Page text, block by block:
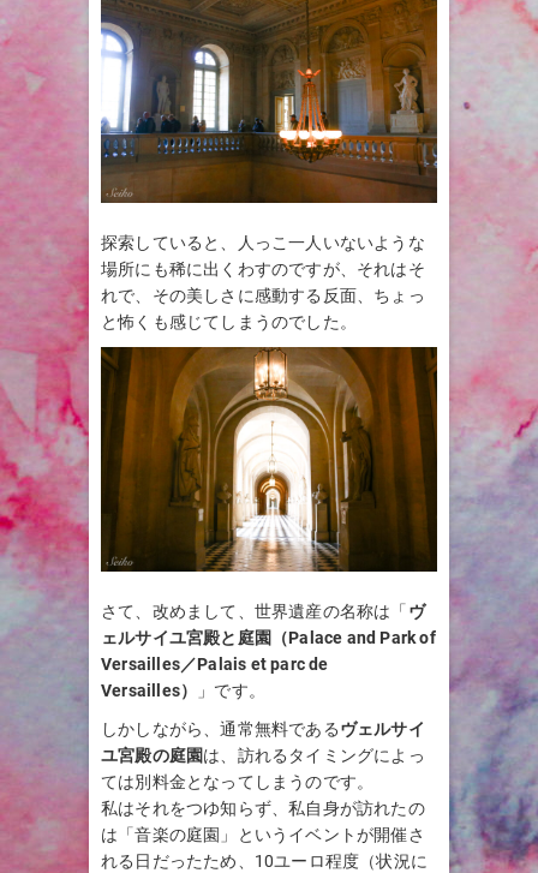
探索していると、人っこ一人いないような
場所にも稀に出くわすのですが、それはそ
れで、その美しさに感動する反面、ちょっ
と怖くも感じてしまうのでした。
さて、改めまして、世界遺産の名称は「 ヴ
ェルサイユ宮殿と庭園（Palace and Park of
Versailles／Palais et parc de
Versailles）
」です。
しかしながら、通常無料であるヴェルサイ
ユ宮殿の庭園は、訪れるタイミングによっ
ては別料金となってしまうのです。
私はそれをつゆ知らず、私自身が訪れたの
は「音楽の庭園」というイベントが開催さ
れる日だったため、10ユーロ程度（状況に